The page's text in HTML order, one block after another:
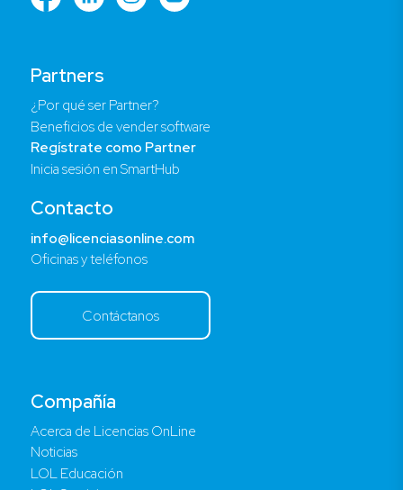
Compañía
Acerca de Licencias OnLine
Noticias
LOL Educación
Partners
¿Por qué ser Partner?
Beneficios de vender software
Regístrate como Partner
Inicia sesión en SmartHub
Contacto
info@licenciasonline.com
Oficinas y teléfonos
Contáctanos